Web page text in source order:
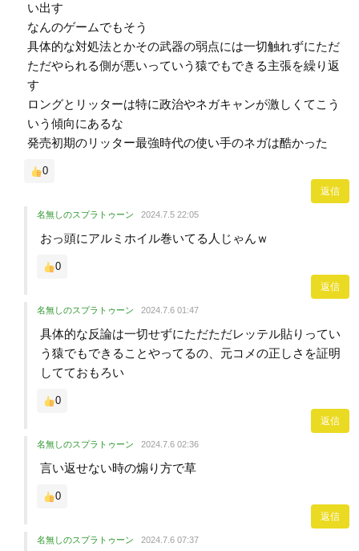
い出す
なんのゲームでもそう
具体的な対処法とかその武器の弱点には一切触れずにただ
ただやられる側が悪いっていう猿でもできる主張を繰り返
す
ロングとリッターは特に政治やネガキャンが激しくてこう
いう傾向にあるな
発売初期のリッター最強時代の使い手のネガは酷かった
0
返信
名無しのスプラトゥーン 2024.7.5 22:05
おっ頭にアルミホイル巻いてる人じゃんｗ
0
返信
名無しのスプラトゥーン 2024.7.6 01:47
具体的な反論は一切せずにただただレッテル貼りってい
う猿でもできることやってるの、元コメの正しさを証明
してておもろい
0
返信
名無しのスプラトゥーン 2024.7.6 02:36
言い返せない時の煽り方で草
0
返信
名無しのスプラトゥーン 2024.7.6 07:37